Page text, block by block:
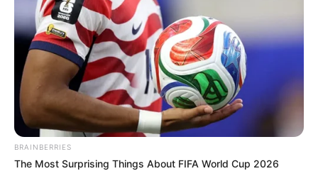
BRAINBERRIES
The Most Surprising Things About FIFA World Cup 2026